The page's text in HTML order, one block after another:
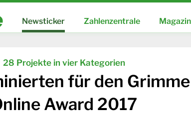
Newsticker Zahlenzentrale Magazin
28 Projekte in vier Kategorien
für den Grimme
Award 2017